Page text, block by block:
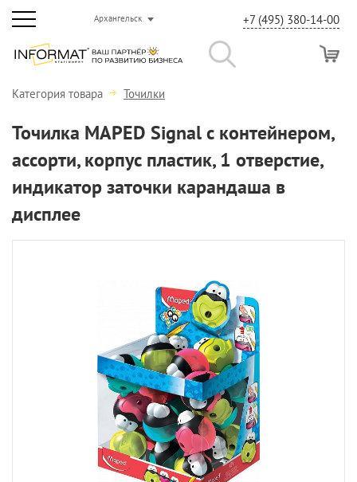
Архангельск +7 (495) 380-14-00
Категория товара Точилки
Точилка MAPED Signal с контейнером,
ассорти, корпус пластик, 1 отверстие,
индикатор заточки карандаша в
дисплее